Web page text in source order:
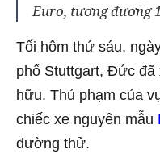
Euro, tương đương
Tối hôm thứ sáu,
phố Stuttgart, Đức đã
hữu. Thủ phạm của
chiếc xe nguyên mẫu
đường thử.